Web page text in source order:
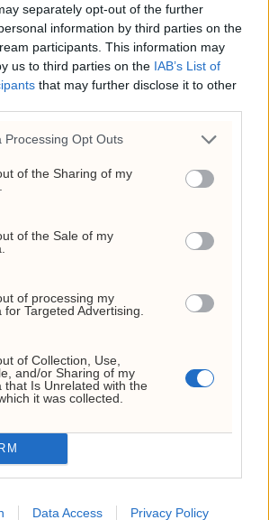
separately opt-out of the further
information by third parties on the
participants. This information may
us to third parties on the IAB’s List of
that may further disclose it to other
Processing Opt Outs
of the Sharing of my
of the Sale of my
of processing my
Targeted Advertising.
of Collection, Use,
and/or Sharing of my
that Is Unrelated with the
it was collected.
Data Access Privacy Policy
Holtes
–